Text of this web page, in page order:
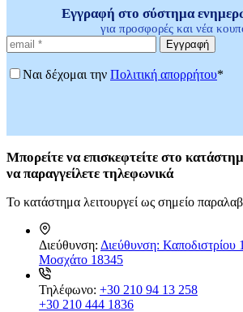
Σκηνές Αυτόματες
Σκηνές Παράλιας
Σκίαστρα
Στηρίγματα Βάσης
Στρωματά Ύπνου
Ταξιδιωτικά Σακίδια
Υπόστεγο
Υποστρώματα
Χημικές Τουαλέτες
Γιλέκο Διάσωσης
Γυαλάκια Πισίνας
Ζώνες Πλεύσης
Μάσκες
Σανίδες
Σκουφάκια Πισίνας
Υποδήματα Παράλιας
Εγγραφή στο σύστημα
για προσφορές και νέα
Εγγραφή
Ναι δέχομαι την Πολιτική απορρήτου*
Μπορείτε να επισκεφτείτε στο
ναπαραγγείλετε τηλεφωνικά
Το κατάστημα λειτουργεί ως σημείο
Διεύθυνση: Διεύθυνση: Καποδιστρίου
Μοσχάτο 18345
Τηλέφωνο: +30 210 94 13 258
+30 210 444 1836